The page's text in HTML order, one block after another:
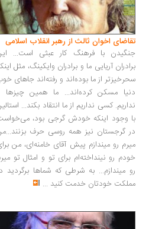
تقاضای اخوان ثالث از رهبر انقلاب اسلامی
جنگیدن با فرهنگ کار عبثی است...
برادران آریایی ما و برادران وایکینگ، مثل
سحرخیزتر از ما بوده‌اند و رفته‌اند جاهای
دنیا مسکن کرده‌اند... ما همین چیزها
نداریم. کسی نداریم از ما انتقاد بکند...
با وجود اینکه خودش گرجی بود،
در گرجستان نیز همه روسی حرف
میرم رو میندازم پیش آقای خامنه‌ای، من
خودم رو نینداخته‌ام برای تو و امثال تو
رو میندازم... به شرطی که شماها برگردید
مملکت خودتان خدمت کنید ...